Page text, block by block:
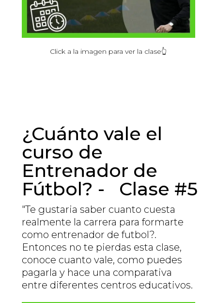
Click a la imagen para ver la clase👆
¿Cuánto vale el
curso de
Entrenador de
Fútbol? - Clase #5
"Te gustaria saber cuanto cuesta
realmente la carrera para formarte
como entrenador de futbol?.
Entonces no te pierdas esta clase,
conoce cuanto vale, como puedes
pagarla y hace una comparativa
entre diferentes centros educativos.